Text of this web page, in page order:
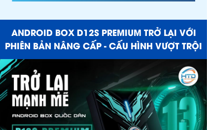
ANDROID BOX D12S PREMIUM TRỞ LẠI VỚI
PHIÊN BẢN NÂNG CẤP - CẤU HÌNH VƯỢT TRỘI